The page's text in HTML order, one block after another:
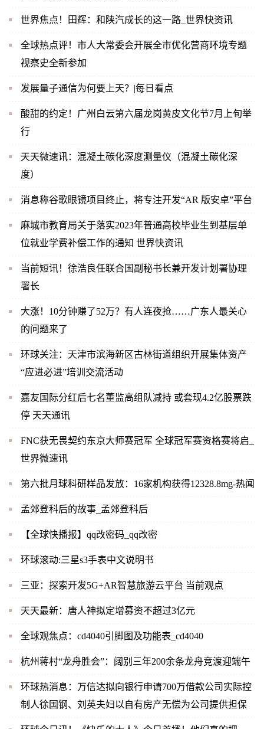
世界焦点！田辉：和陕汽成长的这一路_世界快资讯
全球热点评！市人大常委会开展全市优化营商环境专题
视察史全新参加
发展量子通信为何要上天？|每日看点
酸甜的约定！广州白云第六届龙岗黄皮文化节7月上旬举
行
天天微速讯：混凝土碳化深度测量仪（混凝土碳化深
度）
消息称谷歌眼镜项目终止，将专注开发“AR 版安卓”平台
麻城市教育局关于落实2023年普通高校毕业生到基层单
位就业学费补偿工作的通知 世界快资讯
当前短讯！徐浩良任联合国副秘书长兼开发计划署协理
署长
大涨！10分钟赚了52万？有人连夜抢……广东人最关心
的问题来了
环球关注：天津市滨海新区古林街道组织开展集体资产
“应进必进”培训交流活动
嘉友国际分红后七名董监高组队减持 或套现4.2亿股票跌
停 天天通讯
FNC获无畏契约东京大师赛冠军 全球冠军赛资格赛将启_
世界微速讯
第六批月球科研样品发放：16家机构获得12328.8mg-热闻
孟郊登科后的故事_孟郊登科后
【全球快播报】qq改密码_qq改密
环球滚动:三星s3手表中文说明书
三亚：探索开发5G+AR智慧旅游云平台 当前观点
天天最新：唐人神拟定增募资不超过3亿元
全球观焦点：cd4040引脚图及功能表_cd4040
杭州蒋村“龙舟胜会”：阔别三年200余条龙舟竞渡迎端午
环球热消息：万信达拟向银行申请700万借款公司实际控
制人徐国钢、刘英夫妇以自有房产无偿为公司提供担保